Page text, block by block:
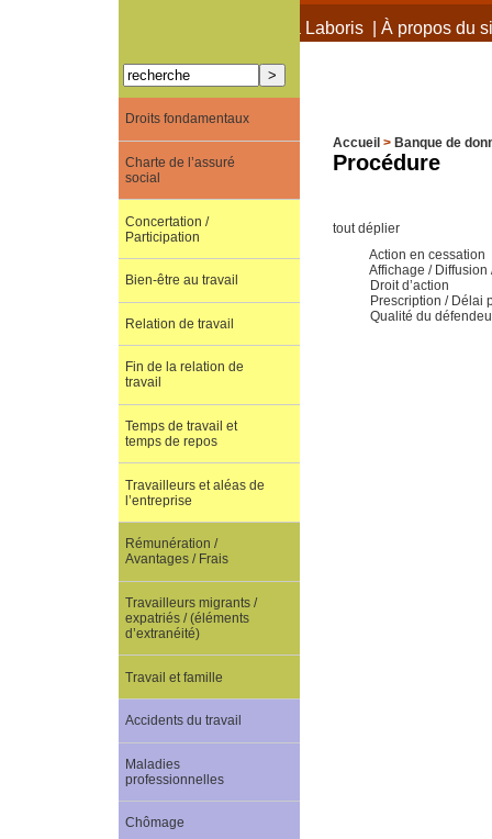
À propos de Terra Laboris| À propos du
Accueil > Banque de
Procédure
tout déplier
Action en cessation
Affichage /
Droit d’action
Prescription / Délai
Qualité du
Droits fondamentaux
Charte de l’assuré
social
Concertation /
Participation
Bien-être au travail
Relation de travail
Fin de la relation de
travail
Temps de travail et
temps de repos
Travailleurs et aléas de
l’entreprise
Rémunération /
Avantages / Frais
Travailleurs migrants /
expatriés / (éléments
d’extranéité)
Travail et famille
Accidents du travail
Maladies
professionnelles
Chômage